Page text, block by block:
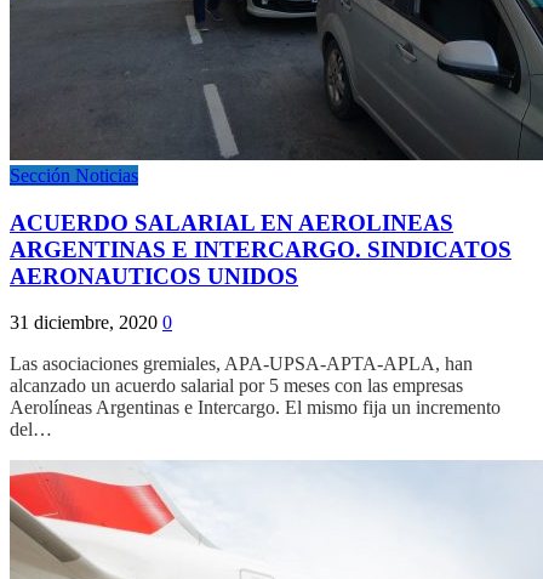
Sección Noticias
ACUERDO SALARIAL EN AEROLINEAS
ARGENTINAS E INTERCARGO. SINDICATOS
AERONAUTICOS UNIDOS
31 diciembre, 2020 0
Las asociaciones gremiales, APA-UPSA-APTA-APLA, han
alcanzado un acuerdo salarial por 5 meses con las empresas
Aerolíneas Argentinas e Intercargo. El mismo fija un incremento
del…